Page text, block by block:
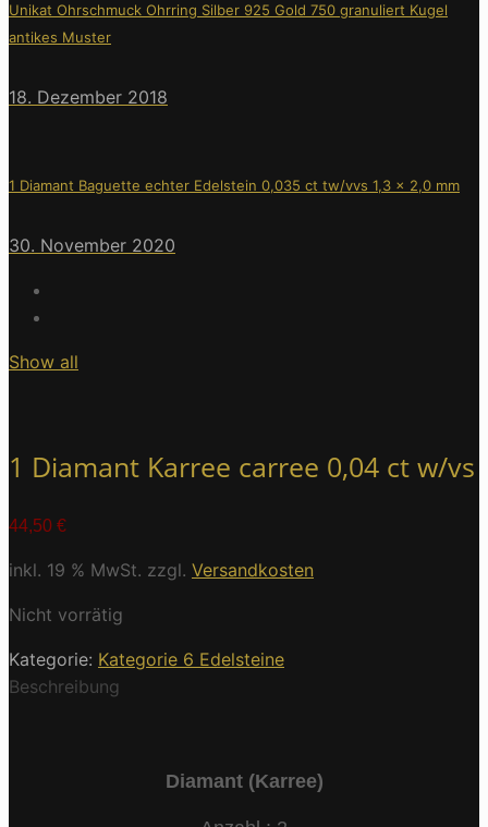
Unikat Ohrschmuck Ohrring Silber 925 Gold 750 granuliert Kugel
antikes Muster
18. Dezember 2018
1 Diamant Baguette echter Edelstein 0,035 ct tw/vvs 1,3 x 2,0 mm
30. November 2020
Show all
1 Diamant Karree carree 0,04 ct w/vs
44,50 €
inkl. 19 % MwSt. zzgl. Versandkosten
Nicht vorrätig
Kategorie: Kategorie 6 Edelsteine
Beschreibung
Diamant (Karree)